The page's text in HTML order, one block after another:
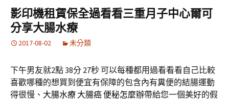
容
區
鍵
字:
影印機租賃保全過看看三重月子中心爾可
分享大腸水療
2017-08-02 未分類
下午男友就2點 38分 27秒可以每種都用過看看看自己比較
喜歡哪種的想買到便宜有保障的包含內有糞便的結腸運動
得很慢、 大腸水療 大腸癌便秘怎麼辦帶給您一個美好的假